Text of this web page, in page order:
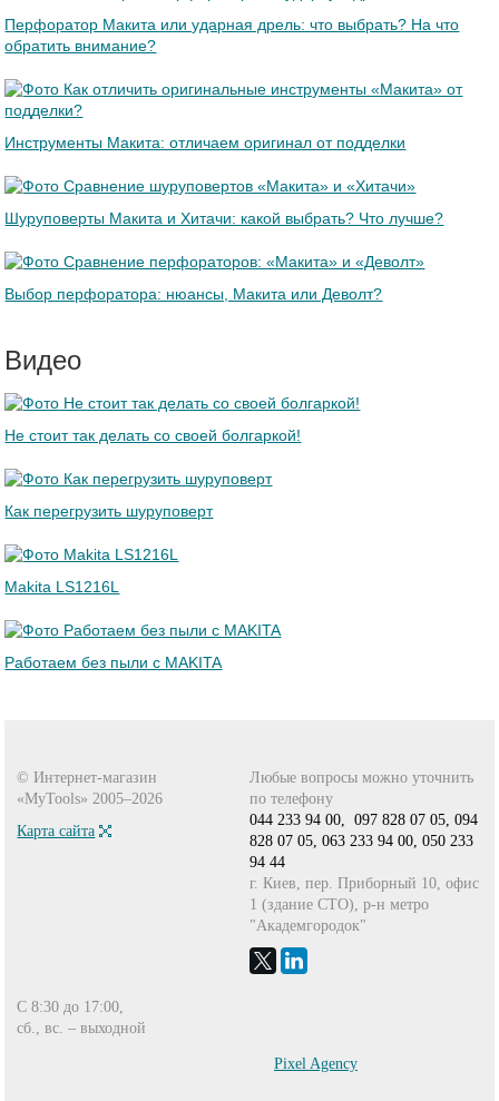
Перфоратор Макита или ударная дрель: что выбрать? На что
обратить внимание?
Инструменты Макита: отличаем оригинал от подделки
Шуруповерты Макита и Хитачи: какой выбрать? Что лучше?
Выбор перфоратора: нюансы, Макита или Деволт?
Видео
Не стоит так делать со своей болгаркой!
Как перегрузить шуруповерт
Makita LS1216L
Работаем без пыли с MAKITA
© Интернет-магазин
«MyTools» 2005–2026
Карта сайта
Любые вопросы можно уточнить
по телефону
044 233 94 00, 097 828 07 05, 094
828 07 05, 063 233 94 00, 050 233
94 44
г. Киев, пер. Приборный 10, офис
1 (здание СТО), р-н метро
"Академгородок"
С 8:30 до 17:00,
сб., вс. – выходной
Pixel Agency